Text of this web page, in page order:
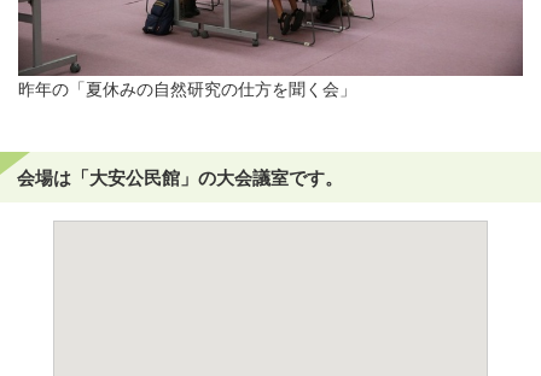
昨年の「夏休みの自然研究の仕方を聞く会」
会場は「大安公民館」の大会議室です。